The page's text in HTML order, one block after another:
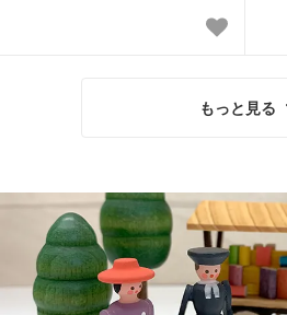
もっと見る